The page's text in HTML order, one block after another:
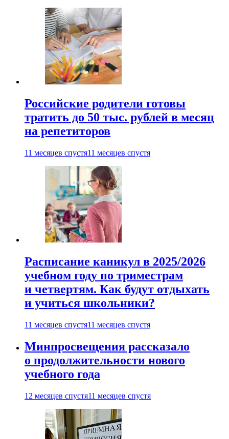
Российские родители готовы
тратить до 50 тыс. рублей в месяц
на репетиторов
11 месяцев спустя11 месяцев спустя
Расписание каникул в 2025/2026
учебном году по триместрам
и четвертям. Как будут отдыхать
и учиться школьники?
11 месяцев спустя11 месяцев спустя
Минпросвещения рассказало
о продолжительности нового
учебного года
12 месяцев спустя11 месяцев спустя